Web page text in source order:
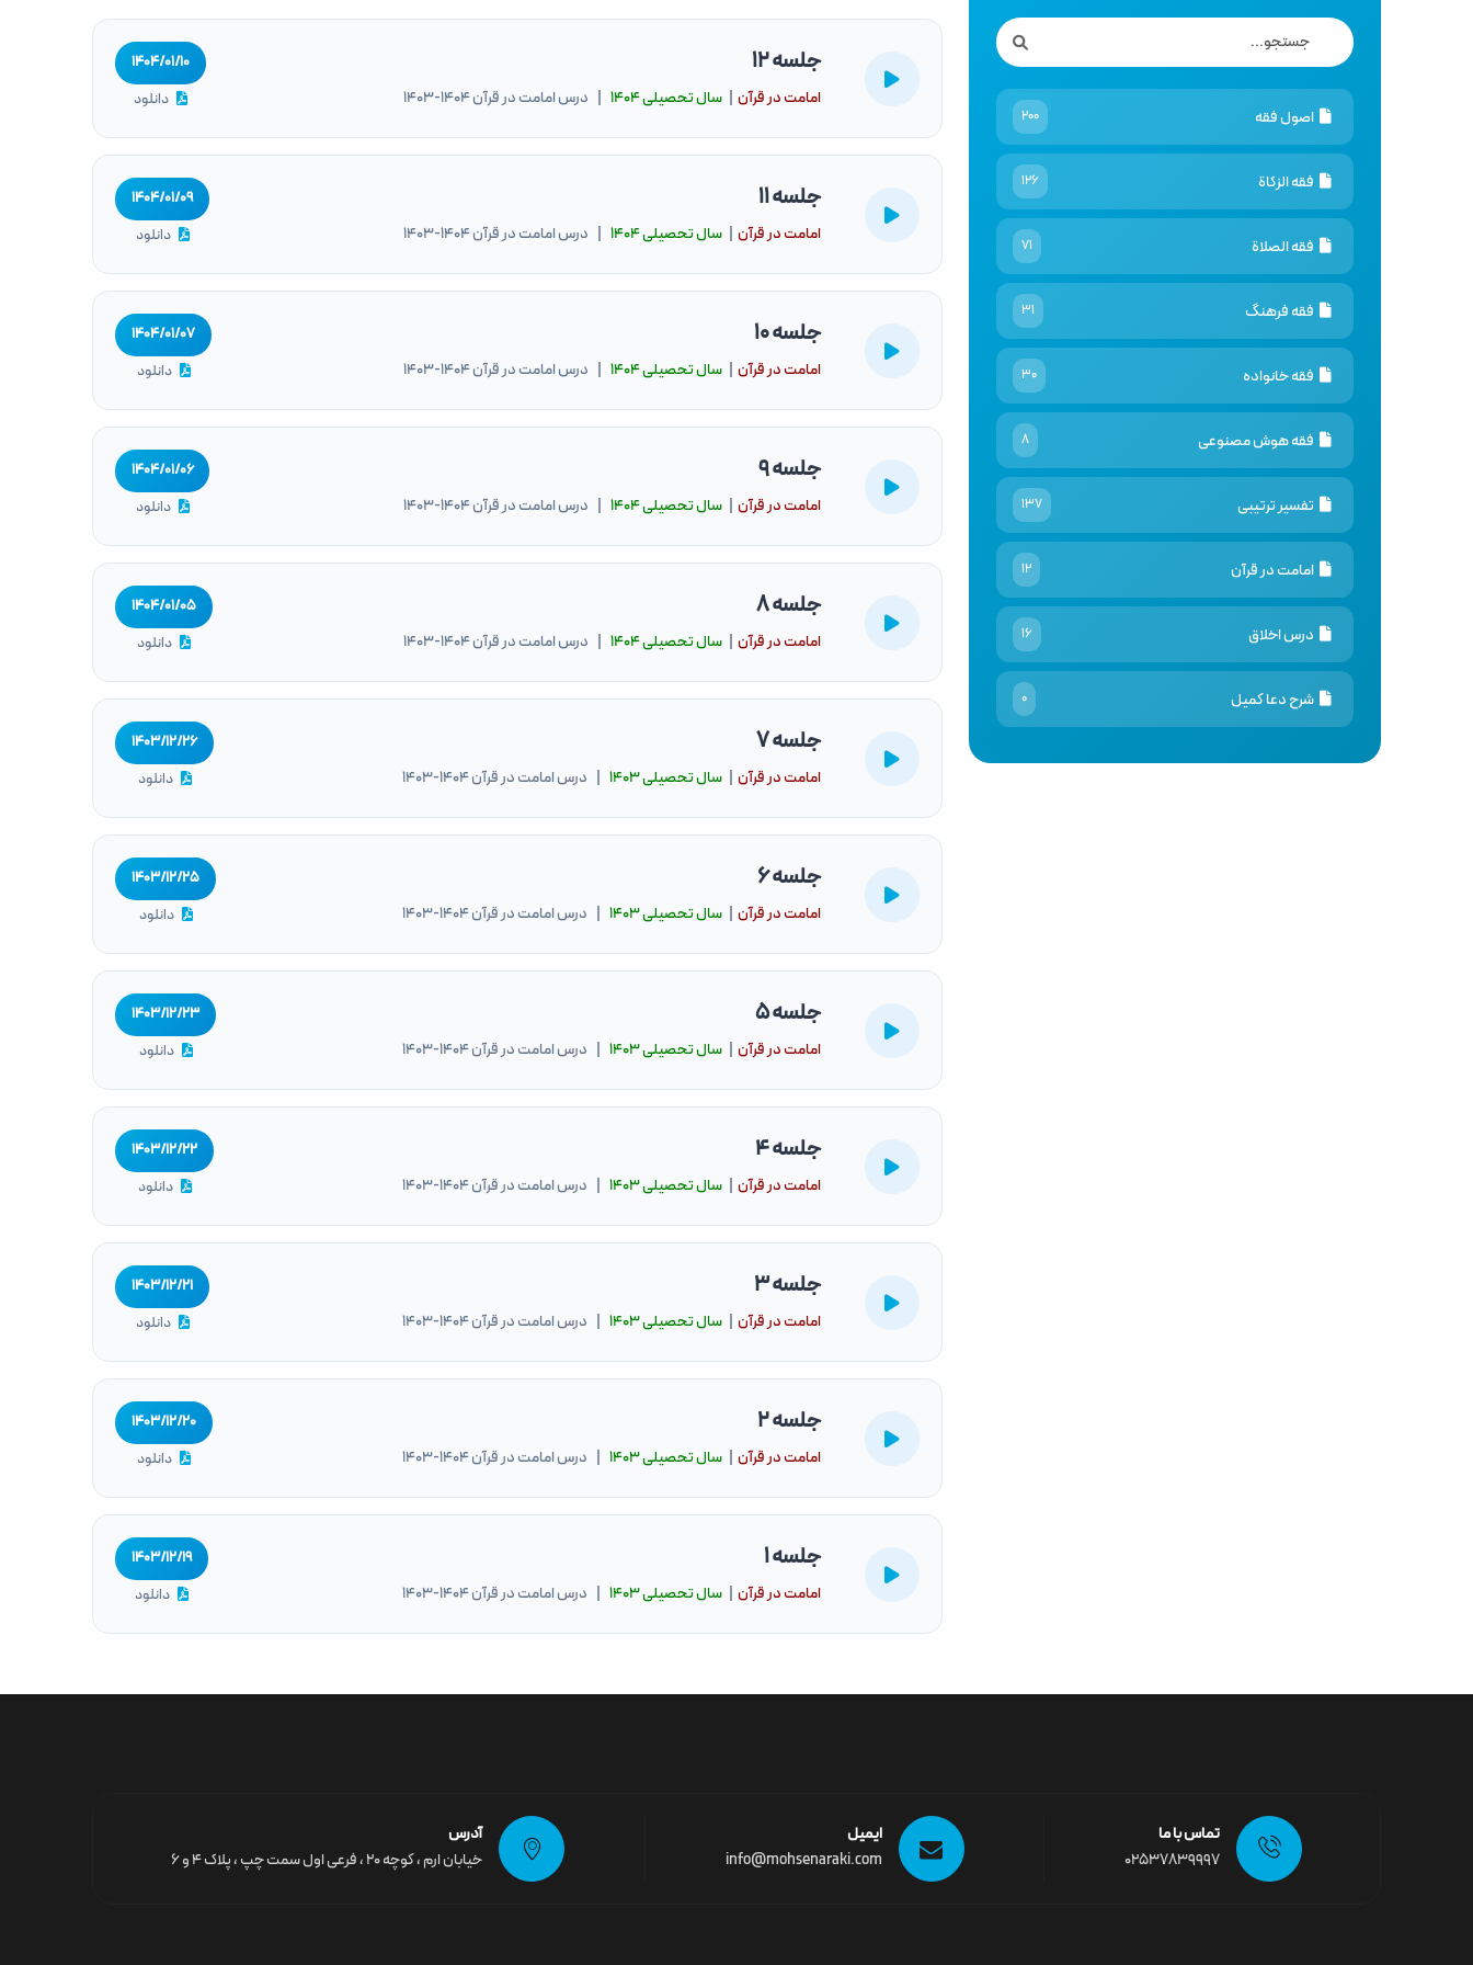
اصول فقه 200
فقه الزكاة 126
فقه الصلاة 71
فقه فرهنگ 31
فقه خانواده 30
فقه هوش مصنوعى 8
تفسیر ترتیبی 137
امامت در قرآن 12
درس اخلاق 16
شرح دعا کمیل 0
جلسه 12
امامت در قرآن | سال تحصيلى ۱۴۰۴ | درس امامت در قرآن 1404-1403
۱۴۰۴/۰۱/۱۰
دانلود
جلسه 11
امامت در قرآن | سال تحصيلى ۱۴۰۴ | درس امامت در قرآن 1404-1403
۱۴۰۴/۰۱/۰۹
دانلود
جلسه 10
امامت در قرآن | سال تحصيلى ۱۴۰۴ | درس امامت در قرآن 1404-1403
۱۴۰۴/۰۱/۰۷
دانلود
جلسه 9
امامت در قرآن | سال تحصيلى ۱۴۰۴ | درس امامت در قرآن 1404-1403
۱۴۰۴/۰۱/۰۶
دانلود
جلسه 8
امامت در قرآن | سال تحصيلى ۱۴۰۴ | درس امامت در قرآن 1404-1403
۱۴۰۴/۰۱/۰۵
دانلود
جلسه 7
امامت در قرآن | سال تحصيلى ۱۴۰۳ | درس امامت در قرآن 1404-1403
۱۴۰۳/۱۲/۲۶
دانلود
جلسه 6
امامت در قرآن | سال تحصيلى ۱۴۰۳ | درس امامت در قرآن 1404-1403
۱۴۰۳/۱۲/۲۵
دانلود
جلسه 5
امامت در قرآن | سال تحصيلى ۱۴۰۳ | درس امامت در قرآن 1404-1403
۱۴۰۳/۱۲/۲۳
دانلود
جلسه 4
امامت در قرآن | سال تحصيلى ۱۴۰۳ | درس امامت در قرآن 1404-1403
۱۴۰۳/۱۲/۲۲
دانلود
جلسه 3
امامت در قرآن | سال تحصيلى ۱۴۰۳ | درس امامت در قرآن 1404-1403
۱۴۰۳/۱۲/۲۱
دانلود
جلسه 2
امامت در قرآن | سال تحصيلى ۱۴۰۳ | درس امامت در قرآن 1404-1403
۱۴۰۳/۱۲/۲۰
دانلود
جلسه 1
امامت در قرآن | سال تحصيلى ۱۴۰۳ | درس امامت در قرآن 1404-1403
۱۴۰۳/۱۲/۱۹
دانلود
تماس با ما
02537839997
ایمیل
info@mohsenaraki.com
آدرس
خیابان ارم ، کوچه ۲۰ ، فرعی اول سمت چپ ، پلاک ۴ و ۶